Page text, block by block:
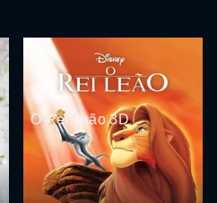
O Rei Leão 3D